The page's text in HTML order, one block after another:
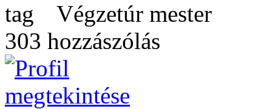
Végzetúr mester
303 hozzászólás